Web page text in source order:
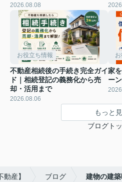
2026.08.08
お役立ち情報
不動産相続後の手続き完全ガイ
ド｜相続登記の義務化から売
却・活用まで
2026.08.06
家
ー
もっと
ブログト
産】 ブログ 建物の建